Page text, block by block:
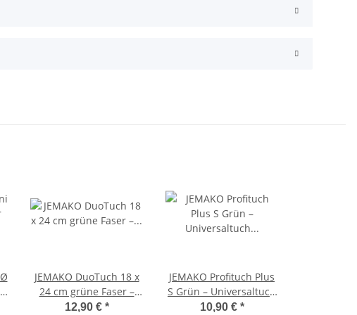
JEMAKO DuoTuch 18 x
24 cm grüne Faser –
Allzweck-
12,90 € *
JEMAKO Profituch Plus
S Grün – Universaltuch
für feuchte Reinigung
10,90 € *